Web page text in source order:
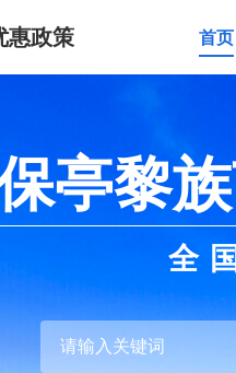
惠政策 首页
亭黎
全